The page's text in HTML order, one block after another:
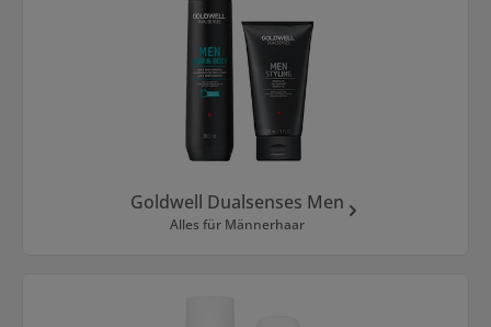
Goldwell Dualsenses Men
Alles für Männerhaar